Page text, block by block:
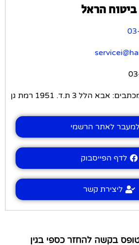
ביטוח הראל
הלל 3 ת.ד. 1951 רמת גן
למעבר לאתר הרשמי
לדף הפייסבוק
ליצירת קשר
בקשה להחזר כספי בגין